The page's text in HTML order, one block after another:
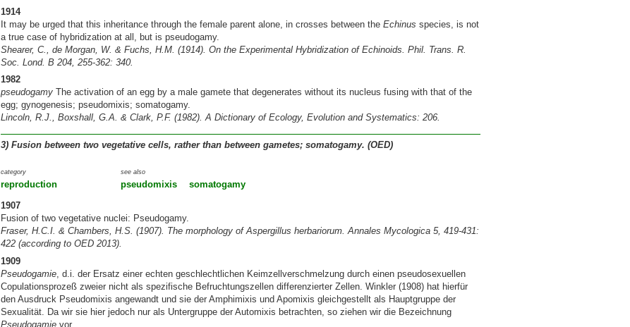
1914
It may be urged that this inheritance through the female parent alone, in crosses between the Echinus species, is not
a true case of hybridization at all, but is pseudogamy.
Shearer, C., de Morgan, W. & Fuchs, H.M. (1914). On the Experimental Hybridization of Echinoids. Phil. Trans. R.
Soc. Lond. B 204, 255-362: 340.
1982
pseudogamy The activation of an egg by a male gamete that degenerates without its nucleus fusing with that of the
egg; gynogenesis; pseudomixis; somatogamy.
Lincoln, R.J., Boxshall, G.A. & Clark, P.F. (1982). A Dictionary of Ecology, Evolution and Systematics: 206.
3) Fusion between two vegetative cells, rather than between gametes; somatogamy. (OED)
category
reproduction
see also
pseudomixis somatogamy
1907
Fusion of two vegetative nuclei: Pseudogamy.
Fraser, H.C.I. & Chambers, H.S. (1907). The morphology ofAspergillus herbariorum. Annales Mycologica 5, 419-431:
422 (according to OED 2013).
1909
Pseudogamie , d.i. der Ersatz einer echten geschlechtlichen Keimzellverschmelzung durch einen pseudosexuellen
Copulationsprozeß zweier nicht als spezifische Befruchtungszellen differenzierter Zellen. Winkler (1908) hat hierfür
den Ausdruck Pseudomixis angewandt und sie der Amphimixis und Apomixis gleichgestellt als Hauptgruppe der
Sexualität. Da wir sie hier jedoch nur als Untergruppe der Automixis betrachten, so ziehen wir die Bezeichnung
Pseudogamie vor.